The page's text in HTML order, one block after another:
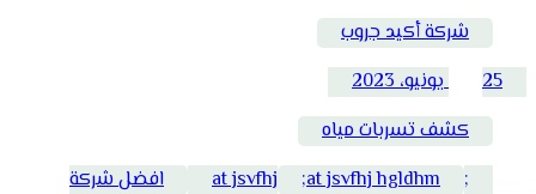
شركة أكيد جروب
25 يونيو، 2023
كشف تسربات مياه
;at jsvfhj
;at jsvfhj hgldhm
افضل شركة